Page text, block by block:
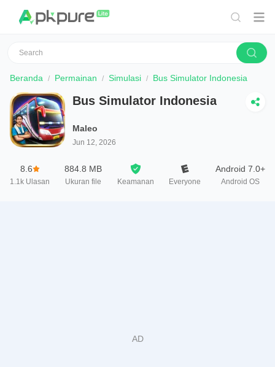
Beranda Permainan Simulasi Bus Simulator Indonesia
Bus Simulator Indonesia
Maleo
Jun 12, 2026
8.6
1.1k Ulasan
884.8 MB
Ukuran file Keamanan Everyone
Android 7.0+
Android OS